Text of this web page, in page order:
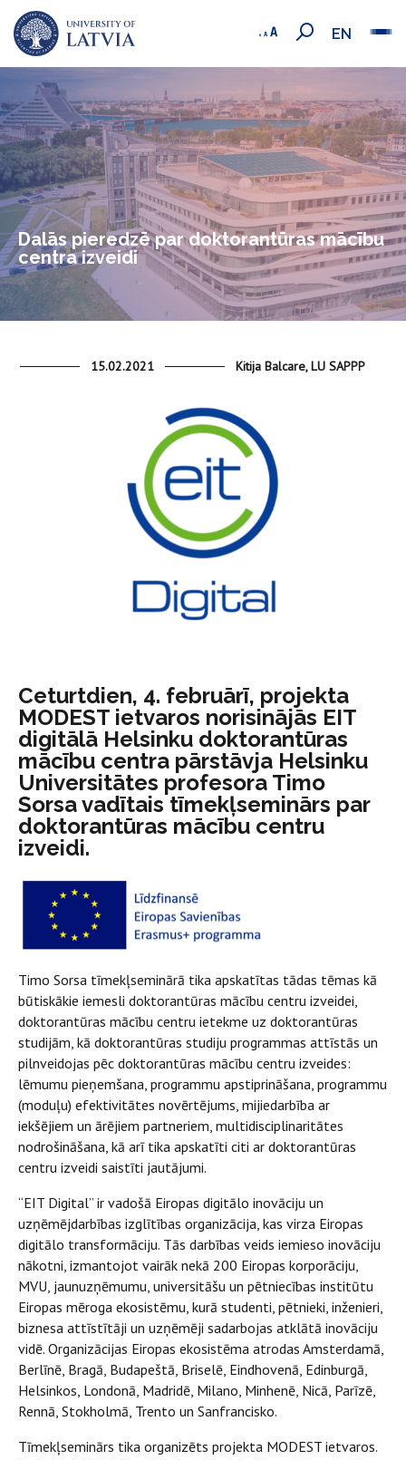
EN
Dalās pieredzē par doktorantūras mācību
centra izveidi
15.02.2021 Kitija Balcare, LU SAPPP
Ceturtdien, 4. februārī, projekta
MODEST ietvaros norisinājās EIT
digitālā Helsinku doktorantūras
mācību centra pārstāvja Helsinku
Universitātes profesora Timo
Sorsa vadītais tīmekļseminārs par
doktorantūras mācību centru
izveidi.
Timo Sorsa tīmekļseminārā tika apskatītas tādas tēmas kā
būtiskākie iemesli doktorantūras mācību centru izveidei,
doktorantūras mācību centru ietekme uz doktorantūras
studijām, kā doktorantūras studiju programmas attīstās un
pilnveidojas pēc doktorantūras mācību centru izveides:
lēmumu pieņemšana, programmu apstiprināšana, programmu
(moduļu) efektivitātes novērtējums, mijiedarbība ar
iekšējiem un ārējiem partneriem, multidisciplinaritātes
nodrošināšana, kā arī tika apskatīti citi ar doktorantūras
centru izveidi saistīti jautājumi.
“EIT Digital” ir vadošā Eiropas digitālo inovāciju un
uzņēmējdarbības izglītības organizācija, kas virza Eiropas
digitālo transformāciju. Tās darbības veids iemieso inovāciju
nākotni, izmantojot vairāk nekā 200 Eiropas korporāciju,
MVU, jaunuzņēmumu, universitāšu un pētniecības institūtu
Eiropas mēroga ekosistēmu, kurā studenti, pētnieki, inženieri,
biznesa attīstītāji un uzņēmēji sadarbojas atklātā inovāciju
vidē. Organizācijas Eiropas ekosistēma atrodas Amsterdamā,
Berlīnē, Bragā, Budapeštā, Briselē, Eindhovenā, Edinburgā,
Helsinkos, Londonā, Madridē, Milano, Minhenē, Nicā, Parīzē,
Rennā, Stokholmā, Trento un Sanfrancisko.
Tīmekļseminārs tika organizēts projekta MODEST ietvaros.